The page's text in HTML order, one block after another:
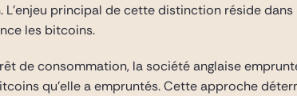
principal de cette distinction réside
les bitcoins.
de consommation, la société anglaise
qu’elle a empruntés. Cette approche